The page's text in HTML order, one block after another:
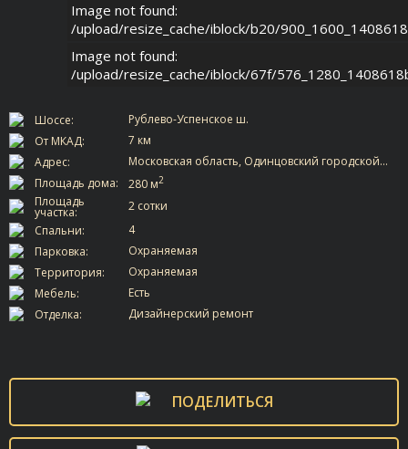
Image not found:
/upload/resize_cache/iblock/b20/
Image not found:
/upload/resize_cache/iblock/67f/
550 000p/ месяц
Шоссе:
Рублево-Успенское ш.
От МКАД:
7 км
Адрес:
Московская область, Одинцовский городской…
Площадь дома:
280 м2
Площадь
участка:
2 сотки
Спальни:
4
Парковка:
Охраняемая
Территория:
Охраняемая
Мебель:
Есть
Отделка:
Дизайнерский ремонт
ПОДЕЛИТЬСЯ